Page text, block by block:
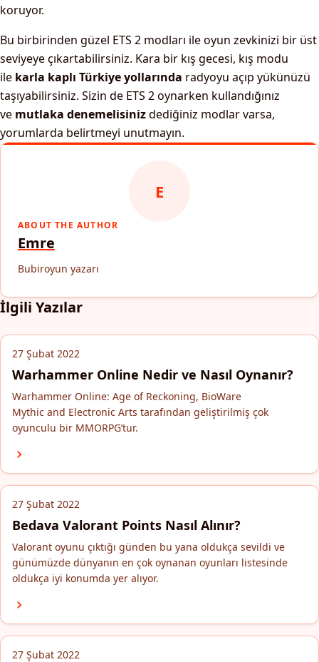
koruyor.
Bu birbirinden güzel ETS 2 modları ile oyun zevkinizi bir üst
seviyeye çıkartabilirsiniz. Kara bir kış gecesi, kış modu
ile karla kaplı Türkiye yollarında radyoyu açıp yükünüzü
taşıyabilirsiniz. Sizin de ETS 2 oynarken kullandığınız
ve mutlaka denemelisinizdediğiniz modlar varsa,
yorumlarda belirtmeyi unutmayın.
E
ABOUT THE AUTHOR
Emre
Bubiroyun yazarı
İlgili Yazılar
27 Şubat 2022
Warhammer Online Nedir ve Nasıl Oynanır?
Warhammer Online: Age of Reckoning, BioWare
Mythic and Electronic Arts tarafından geliştirilmiş çok
oyunculu bir MMORPG’tur.
27 Şubat 2022
Bedava Valorant Points Nasıl Alınır?
Valorant oyunu çıktığı günden bu yana oldukça sevildi ve
günümüzde dünyanın en çok oynanan oyunları listesinde
oldukça iyi konumda yer alıyor.
27 Şubat 2022